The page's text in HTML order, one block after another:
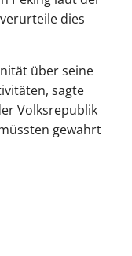
dies
über seine
sagte
Volksrepublik
gewahrt